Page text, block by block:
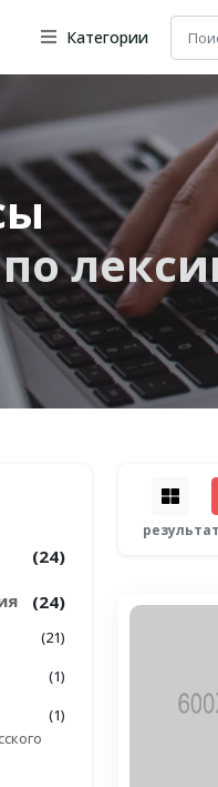
Категории
(24)
(24)
(21)
(1)
(1)